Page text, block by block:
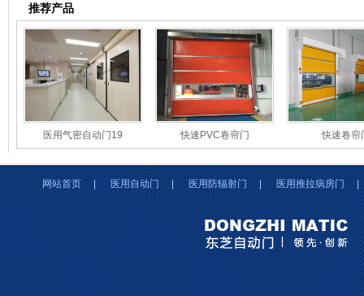
推荐产品
医用气密自动门19 快速PVC卷帘门 快速卷帘
网站首页 医用自动门 医用防辐射门 医用推拉病房门